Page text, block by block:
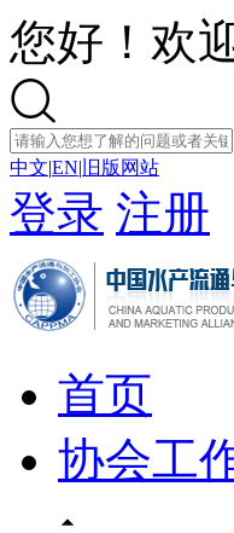
您好！欢

中文|EN| 旧版网站
登录 注册
首页
协会工
